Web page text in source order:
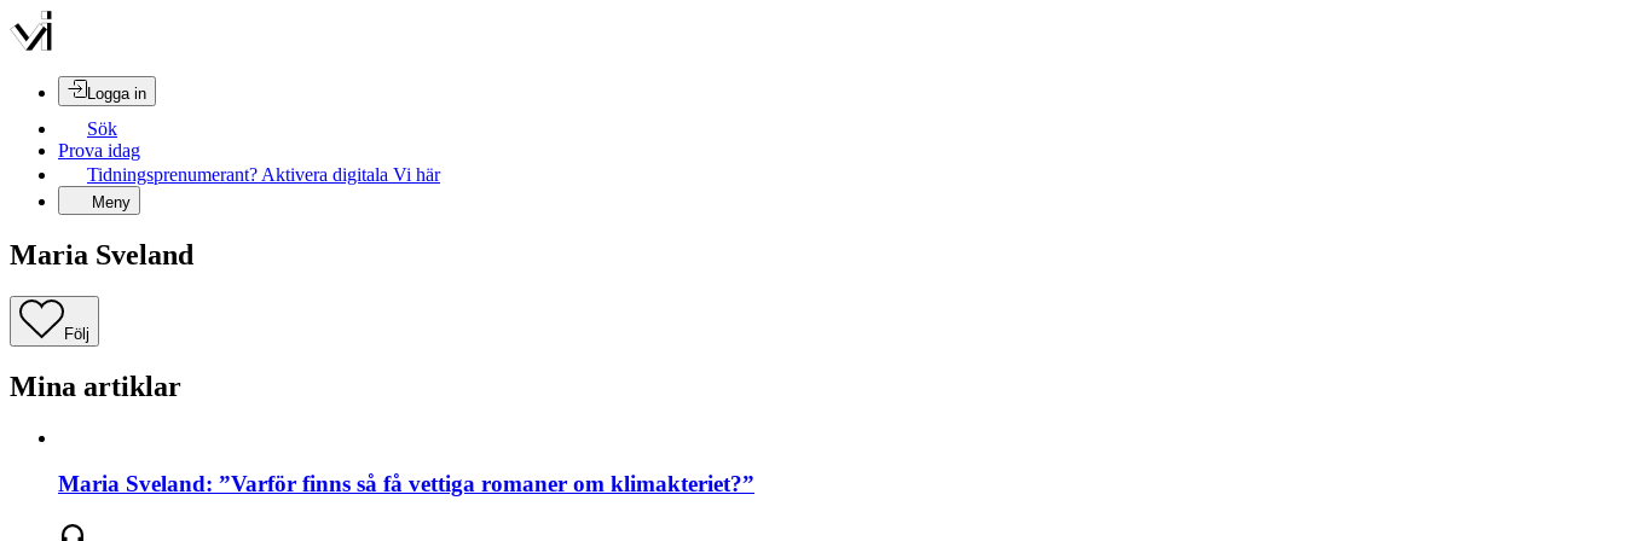
Logga in
Sök
Prova idag
Tidningsprenumerant? Aktivera digitala Vi här
Meny
Maria Sveland
Följ
Mina artiklar
Maria Sveland: ”Varför finns så få vettiga romaner om klimakteriet?”